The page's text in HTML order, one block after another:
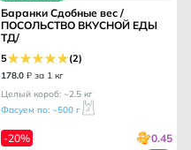
Баранки Сдобные вес /
ПОСОЛЬСТВО ВКУСНОЙ ЕДЫ
ТД/
5 (2)
178.0 ₽ за 1 кг
Целый короб: ~2.5 кг
Фасуем по: ~500 г
-20% 0.45